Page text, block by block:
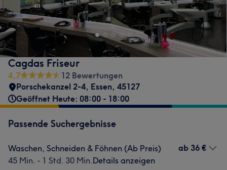
Cagdas Friseur
4,7
12 Bewertungen
Porschekanzel 2-4, Essen, 45127
Geöffnet Heute: 08:00 - 18:00
Passende Suchergebnisse
Waschen, Schneiden & Föhnen (Ab Preis)
45 Min. - 1 Std. 30 Min.Details anzeigen
ab 36 €